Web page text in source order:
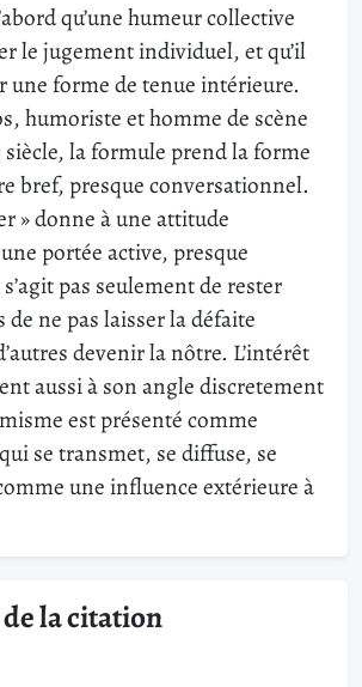
qu’une humeur collective
le jugement individuel, et qu’il
une forme de tenue intérieure.
humoriste et homme de scène
siècle, la formule prend la forme
bref, presque conversationnel.
» donne à une attitude
portée active, presque
pas seulement de rester
ne pas laisser la défaite
devenir la nôtre. L’intérêt
aussi à son angle discretement
est présenté comme
se transmet, se diffuse, se
une influence extérieure à
la citation